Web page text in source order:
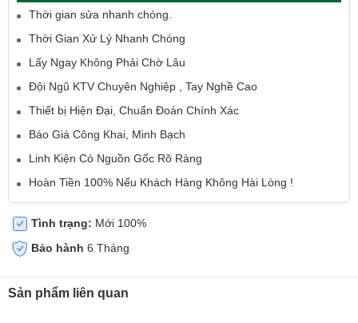
Thời gian sửa nhanh chóng.
Thời Gian Xử Lý Nhanh Chóng
Lấy Ngay Không Phải Chờ Lâu
Đội Ngũ KTV Chuyên Nghiệp , Tay Nghề Cao
Thiết bị Hiện Đại, Chuẩn Đoán Chính Xác
Báo Giá Công Khai, Minh Bạch
Linh Kiện Có Nguồn Gốc Rõ Ràng
Hoàn Tiền 100% Nếu Khách Hàng Không Hài Lòng !
Tình trạng: Mới 100%
Bảo hành 6 Tháng
Sản phẩm liên quan